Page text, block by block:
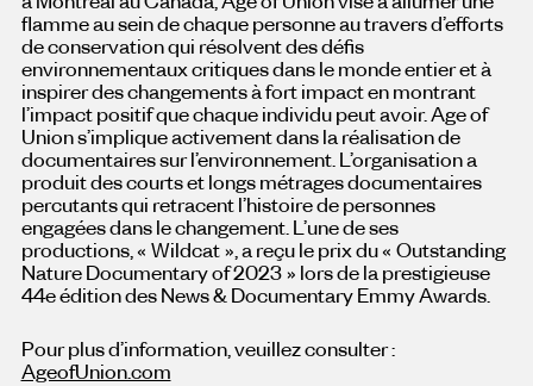
flamme au sein de chaque personne au travers d’efforts
de conservation qui résolvent des défis
environnementaux critiques dans le monde entier et à
inspirer des changements à fort impact en montrant
l’impact positif que chaque individu peut avoir. Age of
Union s’implique activement dans la réalisation de
documentaires sur l’environnement. L’organisation a
produit des courts et longs métrages documentaires
percutants qui retracent l’histoire de personnes
engagées dans le changement. L’une de ses
productions, « Wildcat », a reçu le prix du « Outstanding
Nature Documentary of 2023 » lors de la prestigieuse
44e édition des News & Documentary Emmy Awards.
Pour plus d’information, veuillez consulter :
AgeofUnion.com